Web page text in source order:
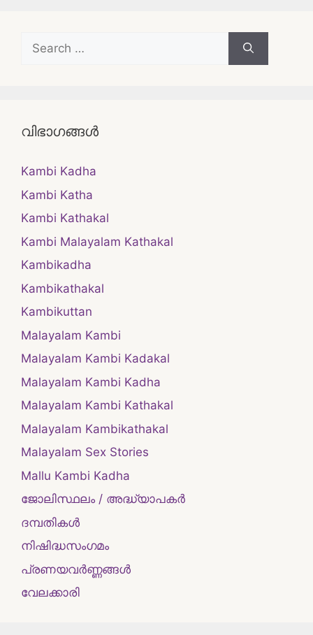
Search
for:
വിഭാഗങ്ങൾ
Kambi Kadha
Kambi Katha
Kambi Kathakal
Kambi Malayalam Kathakal
Kambikadha
Kambikathakal
Kambikuttan
Malayalam Kambi
Malayalam Kambi Kadakal
Malayalam Kambi Kadha
Malayalam Kambi Kathakal
Malayalam Kambikathakal
Malayalam Sex Stories
Mallu Kambi Kadha
ജോലിസ്ഥലം / അദ്ധ്യാപകർ
ദമ്പതികള്‍
നിഷിദ്ധസംഗമം
പ്രണയവർണ്ണങ്ങൾ
വേലക്കാരി